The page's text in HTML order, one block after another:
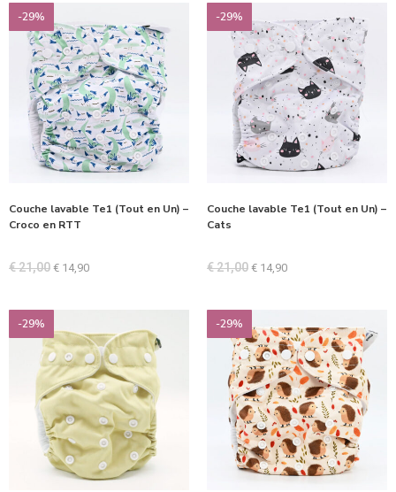
-29%
Couche lavable Te1 (Tout en Un) –
Croco en RTT
€21,00 € 14,90
-29%
Couche lavable Te1 (Tout en Un) –
Cats
€21,00 € 14,90
-29% -29%